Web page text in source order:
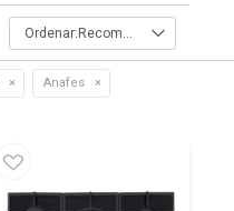
Recomendados
Anafes